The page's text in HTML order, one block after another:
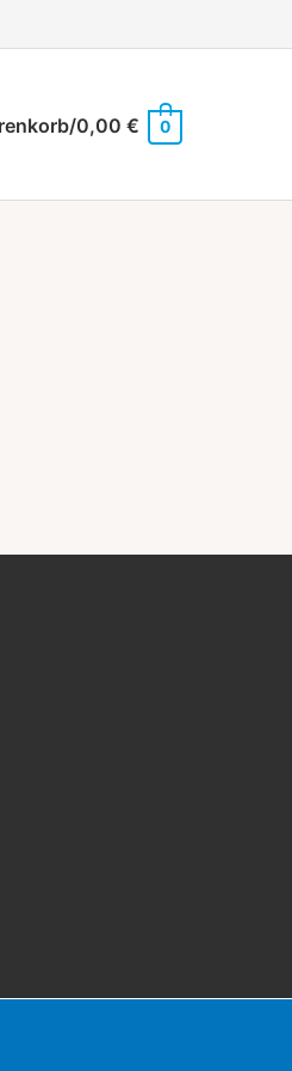
0,00€ 0